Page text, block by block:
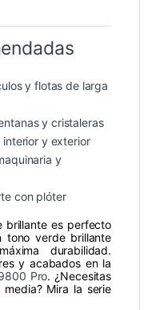
y flotas de larga
y cristaleras
interior y exterior
y
con plóter
brillante es perfecto
tono verde brillante
durabilidad.
y acabados en la
Pro. ¿Necesitas
Mira la serie